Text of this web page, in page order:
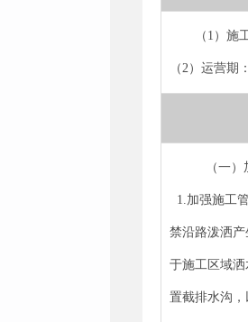
（1）
（2）运营期
（一）
1.加强施工
禁沿路泼洒
于施工区域
置截排水沟